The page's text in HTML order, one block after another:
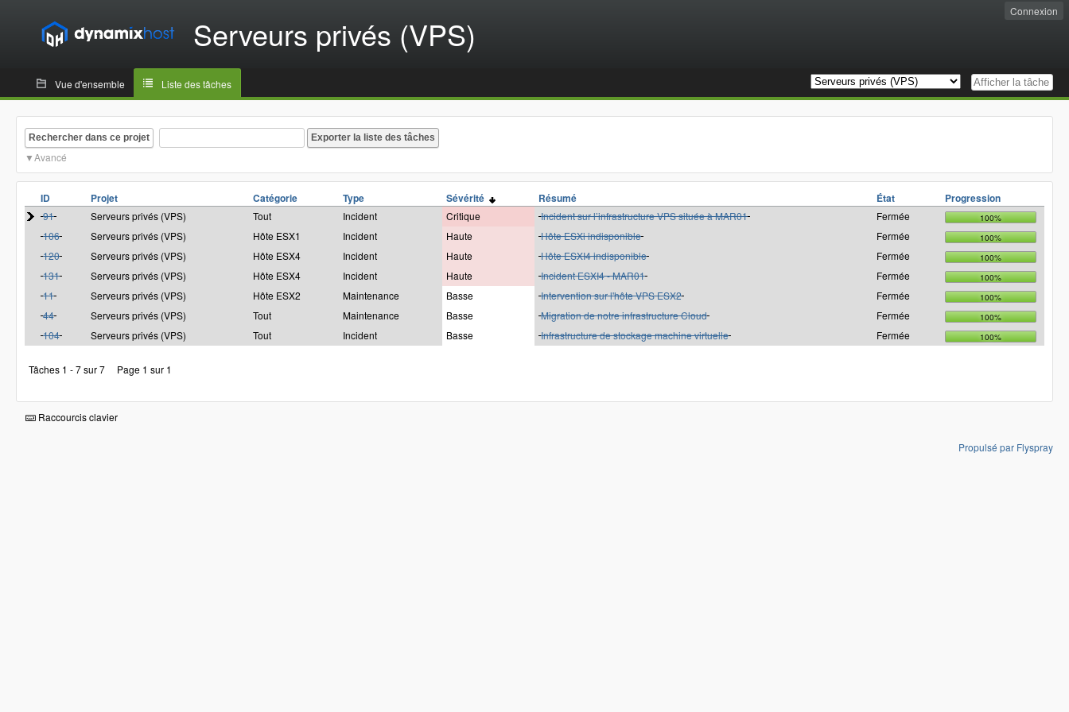
Serveurs privés (VPS)
Connexion
Vue d'ensemble Liste des tâches
Rechercher dans ce projet
Avancé
ID Projet Catégorie Type Sévérité Résumé État Progression
91 Serveurs privés (VPS) Tout Incident Critique Incident sur l’infrastructure VPS située à MAR01 Fermée 100%
106 Serveurs privés (VPS) Hôte ESX1 Incident Haute Hôte ESXi indisponible Fermée 100%
120 Serveurs privés (VPS) Hôte ESX4 Incident Haute Hôte ESXI4 indisponible Fermée 100%
131 Serveurs privés (VPS) Hôte ESX4 Incident Haute Incident ESXI4 - MAR01 Fermée 100%
11 Serveurs privés (VPS) Hôte ESX2 Maintenance Basse Intervention sur l'hôte VPS ESX2 Fermée 100%
44 Serveurs privés (VPS) Tout Maintenance Basse Migration de notre infrastructure Cloud Fermée 100%
104 Serveurs privés (VPS) Tout Incident Basse Infrastructure de stockage machine virtuelle Fermée 100%
Tâches 1 - 7 sur 7 Page 1 sur 1
Raccourcis clavier
Propulsé par Flyspray